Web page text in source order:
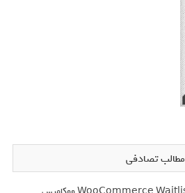
مطالب تصادفی